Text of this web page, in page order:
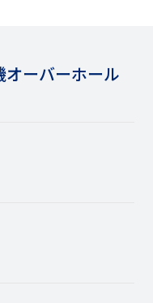
ーバーホール